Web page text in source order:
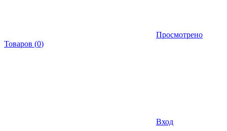
Просмотрено
Товаров (0)
Вход